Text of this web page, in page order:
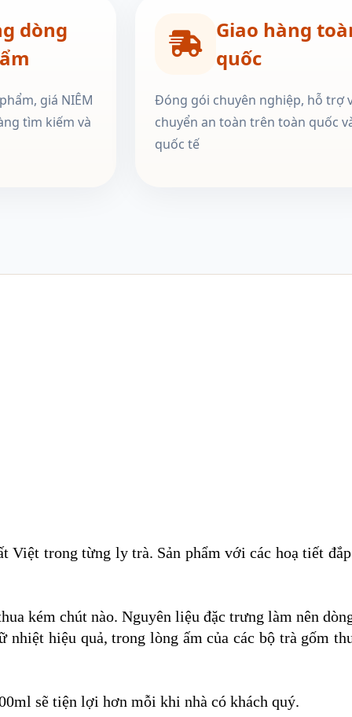
dòng
giá NIÊM
tìm kiếm và
Giao hàng
quốc
Đóng gói chuyên nghiệp, hỗ trợ
chuyển an toàn trên toàn quốc
quốc tế
Việt trong từng ly trà. Sản phẩm với các hoạ tiết
kém chút nào. Nguyên liệu đặc trưng làm nên
nhiệt hiệu quả, trong lòng ấm của các bộ trà gốm
sẽ tiện lợi hơn mỗi khi nhà có khách quý.